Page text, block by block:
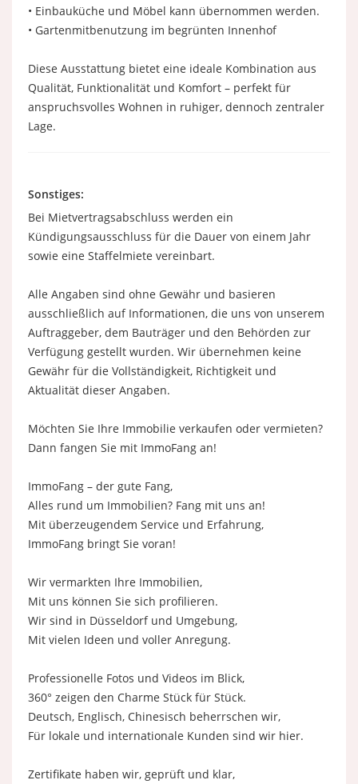
• Einbauküche und Möbel kann übernommen werden.
• Gartenmitbenutzung im begrünten Innenhof
Diese Ausstattung bietet eine ideale Kombination aus
Qualität, Funktionalität und Komfort – perfekt für
anspruchsvolles Wohnen in ruhiger, dennoch zentraler
Lage.
Sonstiges:
Bei Mietvertragsabschluss werden ein
Kündigungsausschluss für die Dauer von einem Jahr
sowie eine Staffelmiete vereinbart.
Alle Angaben sind ohne Gewähr und basieren
ausschließlich auf Informationen, die uns von unserem
Auftraggeber, dem Bauträger und den Behörden zur
Verfügung gestellt wurden. Wir übernehmen keine
Gewähr für die Vollständigkeit, Richtigkeit und
Aktualität dieser Angaben.
Möchten Sie Ihre Immobilie verkaufen oder vermieten?
Dann fangen Sie mit ImmoFang an!
ImmoFang – der gute Fang,
Alles rund um Immobilien? Fang mit uns an!
Mit überzeugendem Service und Erfahrung,
ImmoFang bringt Sie voran!
Wir vermarkten Ihre Immobilien,
Mit uns können Sie sich profilieren.
Wir sind in Düsseldorf und Umgebung,
Mit vielen Ideen und voller Anregung.
Professionelle Fotos und Videos im Blick,
360° zeigen den Charme Stück für Stück.
Deutsch, Englisch, Chinesisch beherrschen wir,
Für lokale und internationale Kunden sind wir hier.
Zertifikate haben wir, geprüft und klar,